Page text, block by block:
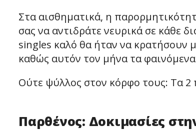
Στα αισθηματικά, η
σας να αντιδράτε νευρικά σε κάθε
singles καλό θα ήταν να κρατήσουν
καθώς αυτόν τον μήνα τα
Ούτε ψύλλος στον κόρφο τους: Τα
Παρθένος: Δοκιμασίες